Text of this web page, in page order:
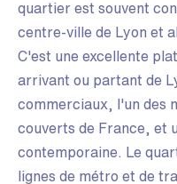
quartier est souvent
centre-ville de Lyon et
C'est une excellente
arrivant ou partant de
commerciaux, l'un des
couverts de France, et
contemporaine. Le
lignes de métro et de